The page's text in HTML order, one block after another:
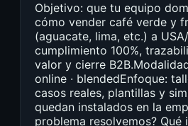
Objetivo: que tu equipo
cómo vender café verde y
(aguacate, lima, etc.) a
cumplimiento 100%,
valor y cierre
online · blendedEnfoque:
casos reales, plantillas y
quedan instalados en la
problema resolvemos? Qué